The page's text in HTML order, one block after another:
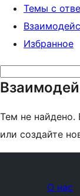
Темы с
Избранное
тем:
Тем не
или создайте
О нас